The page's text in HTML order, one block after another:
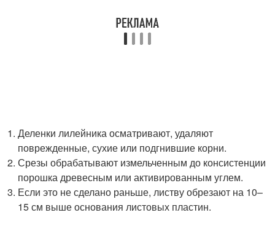
Деленки лилейника осматривают, удаляют
поврежденные, сухие или подгнившие корни.
Срезы обрабатывают измельченным до консистенции
порошка древесным или активированным углем.
Если это не сделано раньше, листву обрезают на 10–
15 см выше основания листовых пластин.